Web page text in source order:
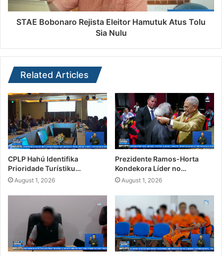
STAE Bobonaro Rejista Eleitor Hamutuk Atus Tolu
Sia Nulu
Related Articles
CPLP Hahú Identifika
Prioridade Turístiku…
August 1, 2026
Prezidente Ramos-Horta
Kondekora Líder no…
August 1, 2026